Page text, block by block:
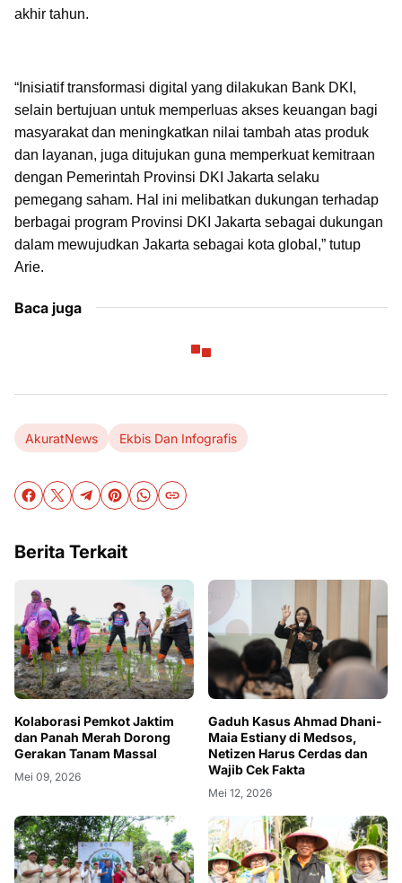
akhir tahun.
“Inisiatif transformasi digital yang dilakukan Bank DKI,
selain bertujuan untuk memperluas akses keuangan bagi
masyarakat dan meningkatkan nilai tambah atas produk
dan layanan, juga ditujukan guna memperkuat kemitraan
dengan Pemerintah Provinsi DKI Jakarta selaku
pemegang saham. Hal ini melibatkan dukungan terhadap
berbagai program Provinsi DKI Jakarta sebagai dukungan
dalam mewujudkan Jakarta sebagai kota global,” tutup
Arie.
Baca juga
AkuratNews Ekbis Dan Infografis
Berita Terkait
Kolaborasi Pemkot Jaktim
dan Panah Merah Dorong
Gerakan Tanam Massal
Mei 09, 2026
Gaduh Kasus Ahmad Dhani-
Maia Estiany di Medsos,
Netizen Harus Cerdas dan
Wajib Cek Fakta
Mei 12, 2026